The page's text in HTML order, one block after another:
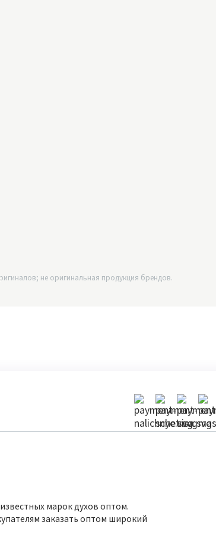
не оригинальная продукция брендов.
марок духов оптом.
заказать оптом широкий